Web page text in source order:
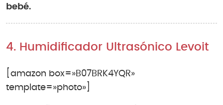
bebé.
4. Humidificador Ultrasónico Levoit
[amazon box=»B07BRK4YQR»
template=»photo»]